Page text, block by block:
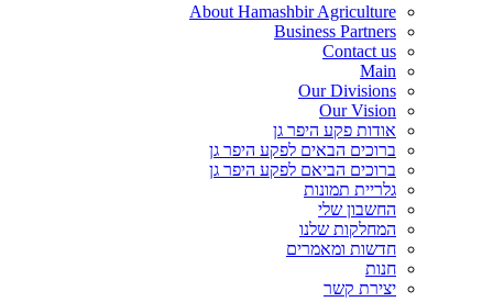
About Hamashbir Agriculture
Business Partners
Contact us
Main
Our Divisions
Our Vision
אודות פקע היפר גן
ברוכים הבאים לפקע היפר גן
ברוכים הביאם לפקע היפר גן
גלריית תמונות
החשבון שלי
המחלקות שלנו
חדשות ומאמרים
חנות
יצירת קשר